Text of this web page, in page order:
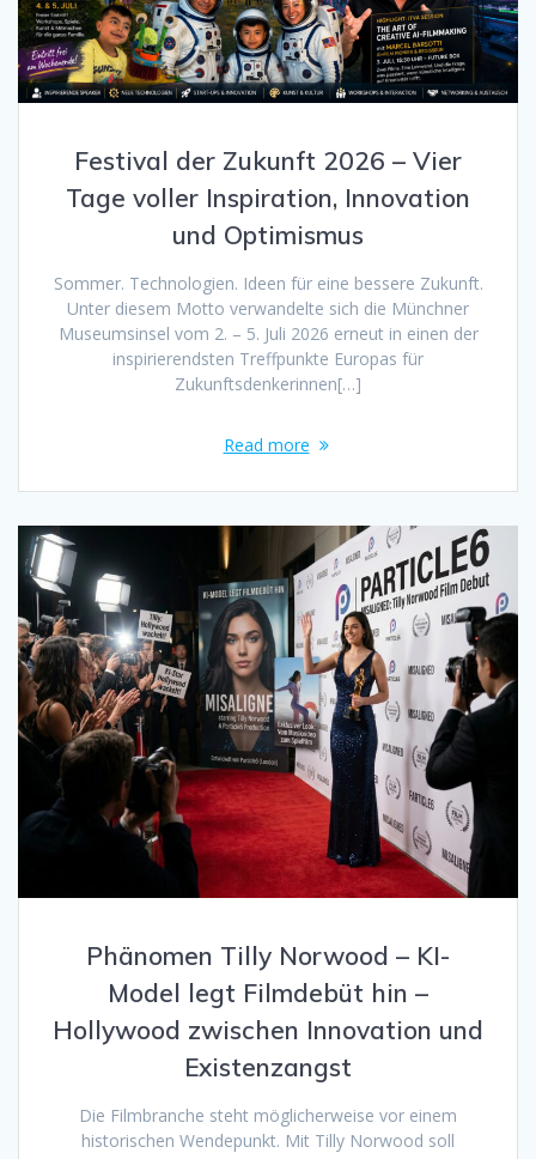
Festival der Zukunft 2026 – Vier
Tage voller Inspiration, Innovation
und Optimismus
Sommer. Technologien. Ideen für eine bessere Zukunft.
Unter diesem Motto verwandelte sich die Münchner
Museumsinsel vom 2. – 5. Juli 2026 erneut in einen der
inspirierendsten Treffpunkte Europas für
Zukunftsdenkerinnen[…]
Read more
Phänomen Tilly Norwood – KI-
Model legt Filmdebüt hin –
Hollywood zwischen Innovation und
Existenzangst
Die Filmbranche steht möglicherweise vor einem
historischen Wendepunkt. Mit Tilly Norwood soll